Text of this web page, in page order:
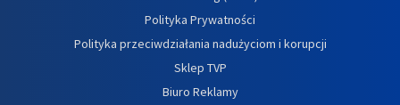
Polityka Prywatności
Polityka przeciwdziałania nadużyciom i korupcji
Sklep TVP
Biuro Reklamy